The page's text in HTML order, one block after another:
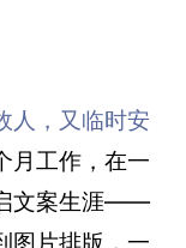
人， 又临时安
月工作，在一
文案生涯——